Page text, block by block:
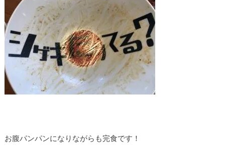
お腹パンパンになりながらも完食です！